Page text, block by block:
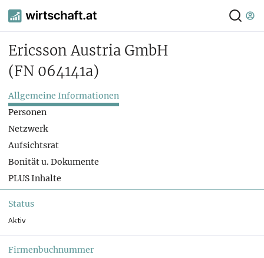
Ericsson Austria GmbH
(FN 064141a)
Allgemeine Informationen
Personen
Netzwerk
Aufsichtsrat
Bonität u. Dokumente
PLUS Inhalte
Status
Aktiv
Firmenbuchnummer